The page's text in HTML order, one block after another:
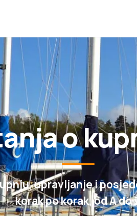
o
upravljanje i
korak po korak, od A do